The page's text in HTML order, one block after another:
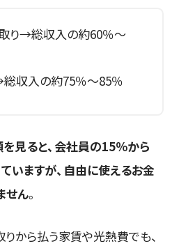
り→総収入の約60％～
収入の約75％～85％
見ると、会社員の15％から
いますが、自由に使えるお金
せん。
から払う家賃や光熱費でも、